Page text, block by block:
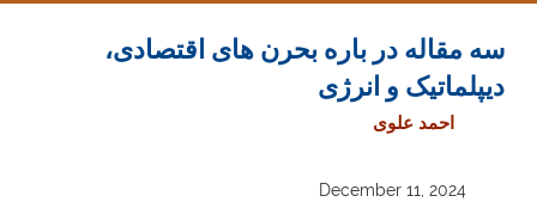
سه مقاله در باره بحرن های اقتصادی،
دیپلماتیک و انرژی
احمد علوی
December 11, 2024